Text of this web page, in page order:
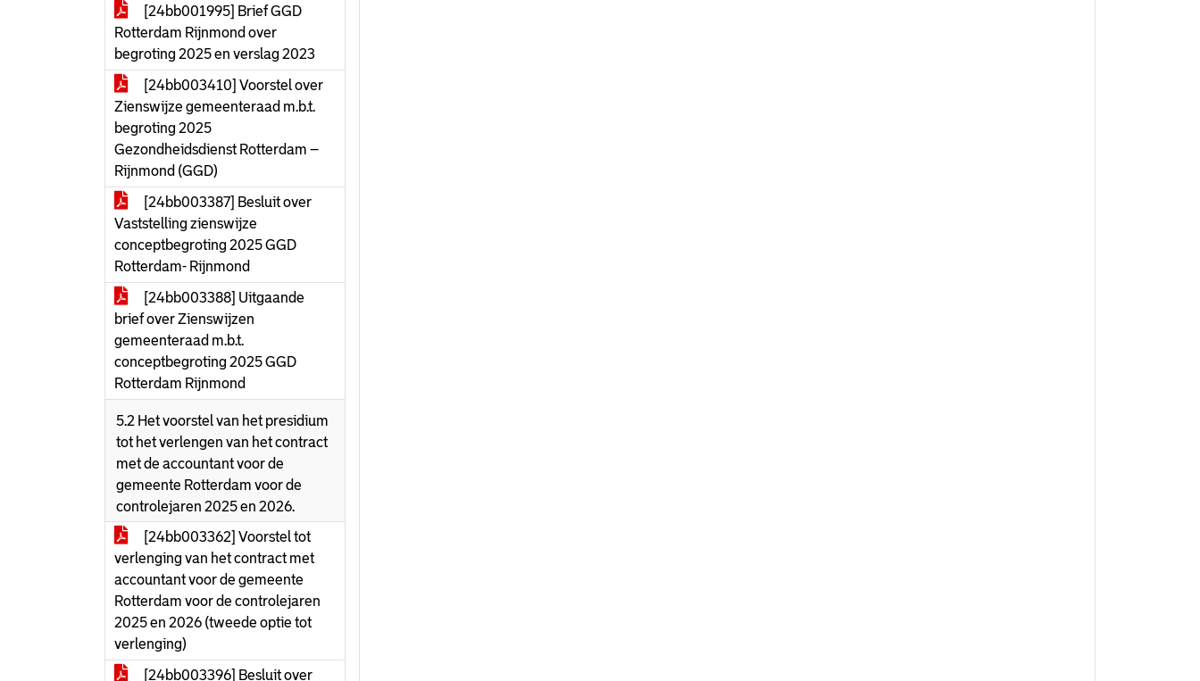
[24bb001995] Brief GGD
Rotterdam Rijnmond over
begroting 2025 en verslag 2023
[24bb003410] Voorstel over
Zienswijze gemeenteraad m.b.t.
begroting 2025
Gezondheidsdienst Rotterdam –
Rijnmond (GGD)
[24bb003387] Besluit over
Vaststelling zienswijze
conceptbegroting 2025 GGD
Rotterdam- Rijnmond
[24bb003388] Uitgaande
brief over Zienswijzen
gemeenteraad m.b.t.
conceptbegroting 2025 GGD
Rotterdam Rijnmond
5.2 Het voorstel van het presidium
tot het verlengen van het contract
met de accountant voor de
gemeente Rotterdam voor de
controlejaren 2025 en 2026.
[24bb003362] Voorstel tot
verlenging van het contract met
accountant voor de gemeente
Rotterdam voor de controlejaren
2025 en 2026 (tweede optie tot
verlenging)
[24bb003396] Besluit over